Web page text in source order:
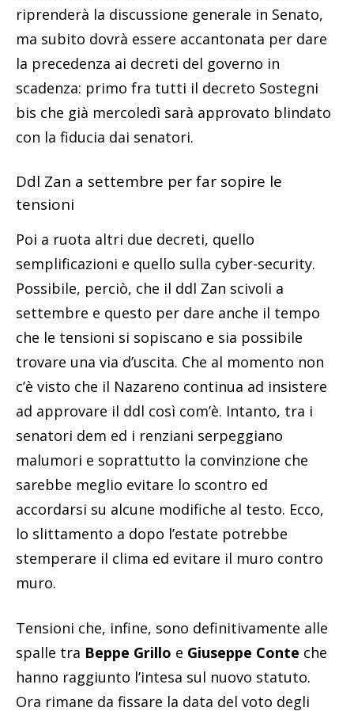
riprenderà la discussione generale in Senato,
ma subito dovrà essere accantonata per dare
la precedenza ai decreti del governo in
scadenza: primo fra tutti il decreto Sostegni
bis che già mercoledì sarà approvato blindato
con la fiducia dai senatori.
Ddl Zan a settembre per far sopire le
tensioni
Poi a ruota altri due decreti, quello
semplificazioni e quello sulla cyber-security.
Possibile, perciò, che il ddl Zan scivoli a
settembre e questo per dare anche il tempo
che le tensioni si sopiscano e sia possibile
trovare una via d’uscita. Che al momento non
c’è visto che il Nazareno continua ad insistere
ad approvare il ddl così com’è. Intanto, tra i
senatori dem ed i renziani serpeggiano
malumori e soprattutto la convinzione che
sarebbe meglio evitare lo scontro ed
accordarsi su alcune modifiche al testo. Ecco,
lo slittamento a dopo l’estate potrebbe
stemperare il clima ed evitare il muro contro
muro.
Tensioni che, infine, sono definitivamente alle
spalle tra Beppe Grillo e Giuseppe Conte che
hanno raggiunto l’intesa sul nuovo statuto.
Ora rimane da fissare la data del voto degli